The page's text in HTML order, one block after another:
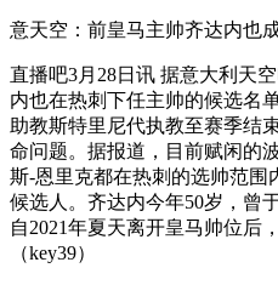
意天空：前皇马主帅齐达内也
直播吧3月28日讯 据意大利天
内也在热刺下任主帅的候选名
助教斯特里尼代执教至赛季结
命问题。据报道，目前赋闲的
斯-恩里克都在热刺的选帅范围
候选人。齐达内今年50岁，曾
自2021年夏天离开皇马帅位后
（key39）